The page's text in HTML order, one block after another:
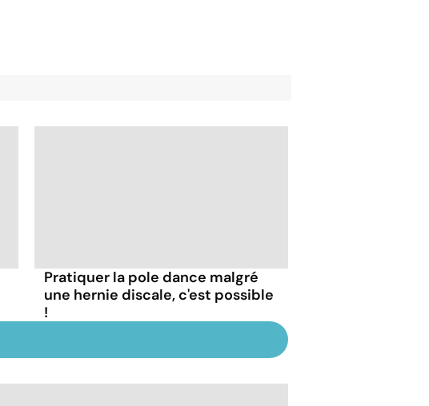
Pratiquer la pole dance malgré
une hernie discale, c'est possible
!